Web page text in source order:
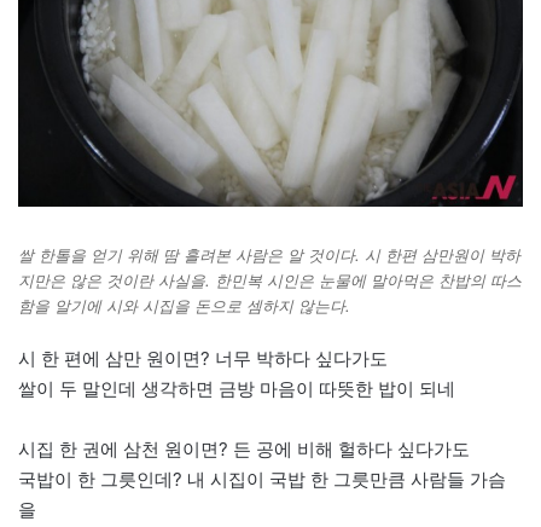
쌀 한톨을 얻기 위해 땀 흘려본 사람은 알 것이다. 시 한편 삼만원이 박하
지만은 않은 것이란 사실을. 한민복 시인은 눈물에 말아먹은 찬밥의 따스
함을 알기에 시와 시집을 돈으로 셈하지 않는다.
시 한 편에 삼만 원이면? 너무 박하다 싶다가도
쌀이 두 말인데 생각하면 금방 마음이 따뜻한 밥이 되네
시집 한 권에 삼천 원이면? 든 공에 비해 헐하다 싶다가도
국밥이 한 그릇인데? 내 시집이 국밥 한 그릇만큼 사람들 가슴
을